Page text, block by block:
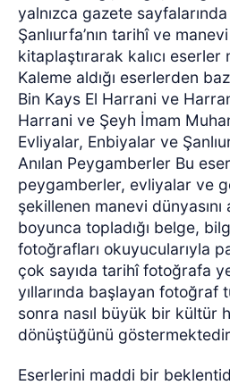
yalnızca gazete sayfalarında
Şanlıurfa’nın tarihî ve
kitaplaştırarak kalıcı
Kaleme aldığı eserlerden
Bin Kays El Harrani ve
Harrani ve Şeyh İmam
Evliyalar, Enbiyalar ve
Anılan Peygamberler Bu
peygamberler, evliyalar ve
şekillenen manevi dünyasını
boyunca topladığı belge,
fotoğrafları okuyucularıyla
çok sayıda tarihî fotoğrafa
yıllarında başlayan fotoğraf
sonra nasıl büyük bir kültür
dönüştüğünü
Eserlerini maddi bir